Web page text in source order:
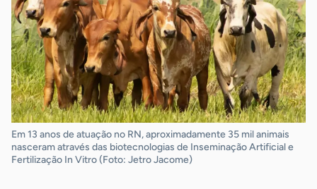
Em 13 anos de atuação no RN, aproximadamente 35 mil animais
nasceram através das biotecnologias de Inseminação Artificial e
Fertilização In Vitro (Foto: Jetro Jacome)